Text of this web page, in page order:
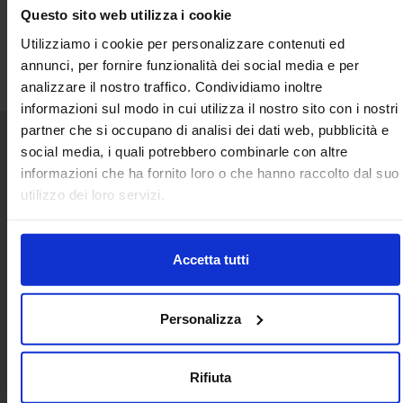
Questo sito web utilizza i cookie
Utilizziamo i cookie per personalizzare contenuti ed
annunci, per fornire funzionalità dei social media e per
analizzare il nostro traffico. Condividiamo inoltre
informazioni sul modo in cui utilizza il nostro sito con i nostri
partner che si occupano di analisi dei dati web, pubblicità e
social media, i quali potrebbero combinarle con altre
informazioni che ha fornito loro o che hanno raccolto dal suo
utilizzo dei loro servizi.
Accetta tutti
Personalizza
Rifiuta
Senaf srl
+ 39 051.325511
Progetto e direzione